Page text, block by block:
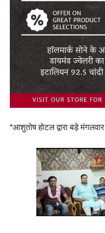
*आशुतोष होटल द्वारा बड़े